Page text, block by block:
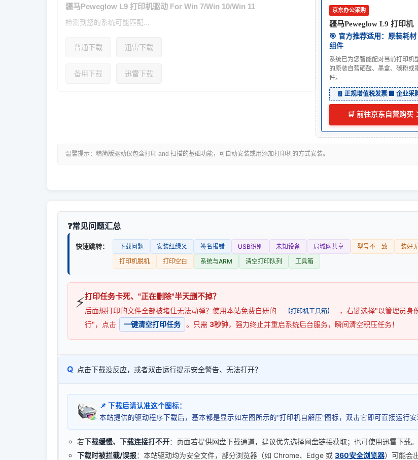
疆马Peweglow L9 打印机驱动 For Win 7/Win 10/Win 11
检测到您的系统可能匹配...
普通下载 迅雷下载
备用下载 迅雷下载
京东办公采购
疆马Peweglow L9 打印机
🎯 官方推荐适用：原装耗
组件
系统已为您智能配对当前打印机
的原装自营硒鼓、墨盒、碳粉或
件。
🧾 正规增值税发票 🏢 企业采
🛒 前往京东自营购买
温馨提示：精简版驱动仅包含打印 and 扫描的基础功能，可自动安装或用添加打印机的方式安装。
常见问题汇总
快速跳转： 下载问题 安装红绿叉 签名报错 USB识别 未知设备 局域网共享 型号不一致
装好
打印机脱机
打印空白 系统与ARM 清空打印队列 工具箱
⚡打印任务卡死、"正在删除"半天删不掉？
后面想打印的文件全部被堵住无法动弹？使用本站免费自研的 【打印机工具箱】
，右键选择"以管理员身
行"，点击
一键清空打印任务 。只需 3秒钟，强力终止并重启系统后台服务，瞬间清空积压任务！
Q 点击下载没反应，或者双击运行提示安全警告、无法打开？
📌 下载后请认准这个图标：
本站提供的驱动程序下载后，基本都是显示如左图所示的"打印机自解压"图标，双击它即可直接运行安
若下载缓慢、下载连接打不开：页面若提供网盘下载通道，建议优先选择网盘链接获取；也可使用迅雷下载。
下载时被拦截/误报：本站驱动均为安全文件，部分浏览器（如 Chrome、Edge 或 360安全浏览器）可能会